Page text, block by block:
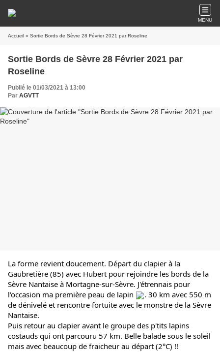
MENU
Accueil » Sortie Bords de Sèvre 28 Février 2021 par Roseline
Sortie Bords de Sèvre 28 Février 2021 par
Roseline
Publié le 01/03/2021 à 13:00
Par AGVTT
La forme revient doucement. Départ du clapier à la
Gaubretière (85) avec Hubert pour rejoindre les bords de la
Sèvre Nantaise à Mortagne-sur-Sèvre. J'étrennais pour
l'occasion ma première peau de lapin
. 30 km avec 550 m
de dénivelé et rencontre fortuite avec le monstre de la Sèvre
Nantaise.
Puis retour au clapier avant le groupe des p'tits lapins
costauds qui ont parcouru 57 km. Belle balade sous le soleil
mais avec beaucoup de fraicheur au départ (2°C) !!